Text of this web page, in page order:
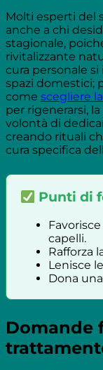
Molti esperti del
anche a chi
stagionale,
rivitalizzante
cura personale
spazi domestici;
come scegliere
per rigenerarsi,
volontà di
creando rituali
cura specifica
Punti di
capelli.
Rafforza
Lenisce
Dona
Domande